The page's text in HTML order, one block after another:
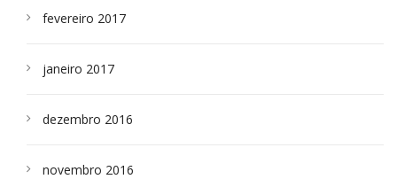
fevereiro 2017
janeiro 2017
dezembro 2016
novembro 2016